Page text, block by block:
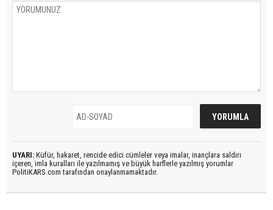
UYARI: Küfür, hakaret, rencide edici cümleler veya imalar, inançlara saldırı
içeren, imla kuralları ile yazılmamış ve büyük harflerle yazılmış yorumlar
PolitiKARS.com tarafından onaylanmamaktadır.